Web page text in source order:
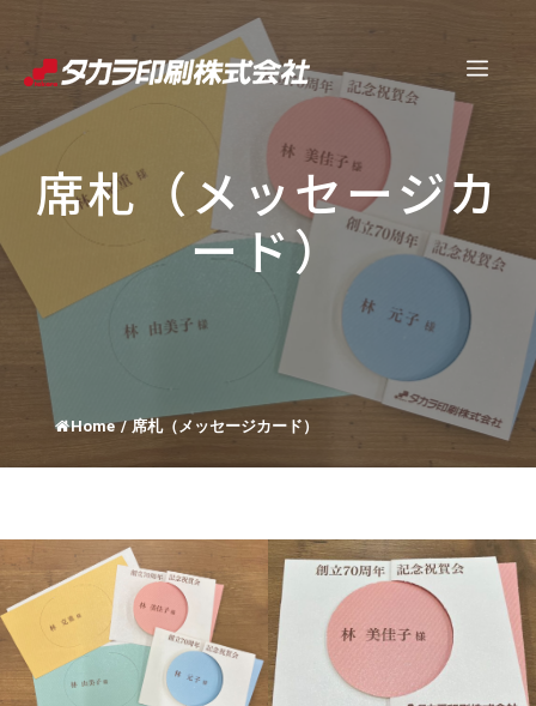
ツ
キ
ッ
メ
ュ
ー
席札（メッセージカ
ード）
Home / 席札（メッセージカード）